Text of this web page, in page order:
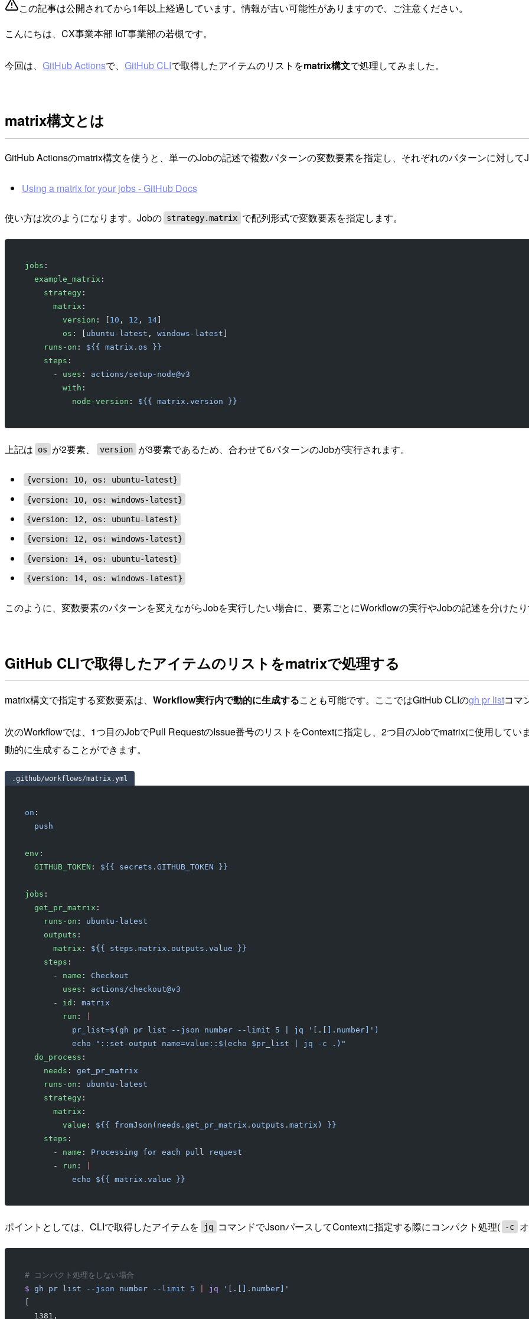
この記事は公開されてから1年以上経過しています。情報が古い可能性がありますので、ご注意ください。
こんにちは、CX事業本部 IoT事業部の若槻です。
今回は、 GitHub Actionsで、 GitHub CLIで取得したアイテムのリストをmatrix構文で処理してみました。
matrix構文とは
GitHub Actionsのmatrix構文を使うと、単一のJobの記述で複数パターンの変数要素を指定し、それぞれのパターンに対し
Using a matrix for your jobs - GitHub Docs
使い方は次のようになります。Jobの strategy.matrix で配列形式で変数要素を指定します。
jobs :
  example_matrix
:
    strategy
:
      matrix
:
        version
: [ 10 , 12 , 14]
        os
: [ ubuntu-latest , windows-latest
    runs-on
: ${{ matrix.os }}
    steps
:
      -
uses : actions/setup-node@v3
        with
:
          node-version
: ${{ matrix.version }}
上記は os が2要素、 version が3要素であるため、合わせて6パターンのJobが実行されます。
{version: 10, os: ubuntu-latest}
{version: 10, os: windows-latest}
{version: 12, os: ubuntu-latest}
{version: 12, os: windows-latest}
{version: 14, os: ubuntu-latest}
{version: 14, os: windows-latest}
このように、変数要素のパターンを変えながらJobを実行したい場合に、要素ごとにWorkflowの実行やJobの記述を分けた
GitHub CLIで取得したアイテムのリストをmatrixで処理する
matrix構文で指定する変数要素は、 Workflow実行内で動的に生成することも可能です。ここではGitHub CLIのgh pr listコマ
次のWorkflowでは、1つ目のJobでPull RequestのIssue番号のリストをContextに指定し、2つ目のJobでmatrixに使用して
動的に生成することができます。
.github/workflows/matrix.yml
on :
  push
env :
  GITHUB_TOKEN
: ${{ secrets.GITHUB_TOKEN }}
jobs :
  get_pr_matrix
:
    runs-on
: ubuntu-latest
    outputs
:
      matrix
: ${{ steps.matrix.outputs.value }}
    steps
:
      -
name : Checkout
        uses
: actions/checkout@v3
      -
id : matrix
        run
:
          pr_list=$(gh pr list --json number --limit 5 | jq '[.[].number]')
          echo "::set-output name=value::$(echo $pr_list | jq -c .)"
  do_process
:
    needs
: get_pr_matrix
    runs-on
: ubuntu-latest
    strategy
:
      matrix
:
        value
: ${{ fromJson(needs.get_pr_matrix.outputs.matrix) }}
    steps
:
      -
name : Processing for each pull request
      -
run :
          echo ${{ matrix.value }}
ポイントとしては、CLIで取得したアイテムを jq コマンドでJsonパースしてContextに指定する際にコンパクト処理( -c
# コンパクト処理をしない場合
$ gh pr list --json number --limit 5 jq '[.[].number]'
[
  1381,